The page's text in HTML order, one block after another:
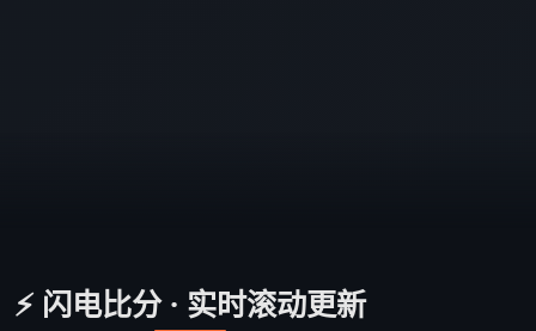
⚡ 闪电比分 · 实时滚动更新